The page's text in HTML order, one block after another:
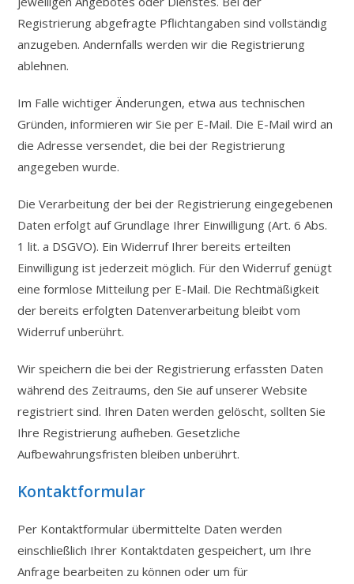
Registrierung abgefragte Pflichtangaben sind vollständig
anzugeben. Andernfalls werden wir die Registrierung
ablehnen.
Im Falle wichtiger Änderungen, etwa aus technischen
Gründen, informieren wir Sie per E-Mail. Die E-Mail wird an
die Adresse versendet, die bei der Registrierung
angegeben wurde.
Die Verarbeitung der bei der Registrierung eingegebenen
Daten erfolgt auf Grundlage Ihrer Einwilligung (Art. 6 Abs.
1 lit. a DSGVO). Ein Widerruf Ihrer bereits erteilten
Einwilligung ist jederzeit möglich. Für den Widerruf genügt
eine formlose Mitteilung per E-Mail. Die Rechtmäßigkeit
der bereits erfolgten Datenverarbeitung bleibt vom
Widerruf unberührt.
Wir speichern die bei der Registrierung erfassten Daten
während des Zeitraums, den Sie auf unserer Website
registriert sind. Ihren Daten werden gelöscht, sollten Sie
Ihre Registrierung aufheben. Gesetzliche
Aufbewahrungsfristen bleiben unberührt.
Kontaktformular
Per Kontaktformular übermittelte Daten werden
einschließlich Ihrer Kontaktdaten gespeichert, um Ihre
Anfrage bearbeiten zu können oder um für